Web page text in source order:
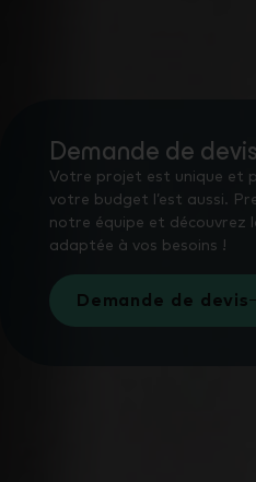
Demande de devis
Votre projet est unique et
votre budget l’est aussi.
notre équipe et découvrez
adaptée à vos besoins !
Demande de devis